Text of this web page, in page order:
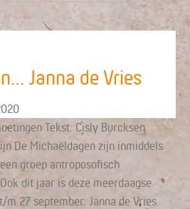
Janna de Vries
Tekst: Cisly Burcksen
De Michaëldagen zijn inmiddels
groep antroposofisch
dit jaar is deze meerdaagse
27 september. Janna de Vries